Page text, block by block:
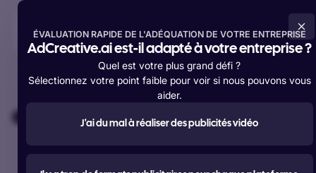
ÉVALUATION RAPIDE DE L'ADÉQUATION DE VOTRE ENTREPRISE
AdCreative.ai est-il adapté à votre entreprise ?
Quel est votre plus grand défi ?
Sélectionnez votre point faible pour voir si nous pouvons vous
aider.
J'ai du mal à réaliser des publicités vidéo
Essayer gratuitement maintenant
Au service de plus de 4 200 000 membresà travers le monde
#Outil d'IA